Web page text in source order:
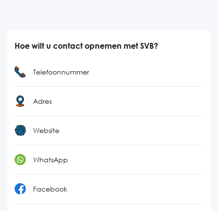
Hoe wilt u contact opnemen met SVB?
Telefoonnummer
Adres
Website
WhatsApp
Facebook